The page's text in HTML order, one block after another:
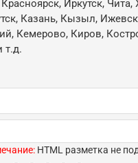
Иркутск,
Казань, Кызыл,
Кемерово, Киров,
т.д.
HTML разметка не